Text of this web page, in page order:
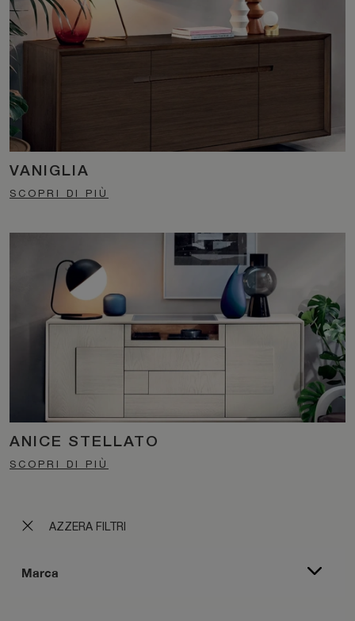
AZZERA FILTRI
Marca
VANIGLIA
SCOPRI DI PIÙ
ANICE STELLATO
SCOPRI DI PIÙ